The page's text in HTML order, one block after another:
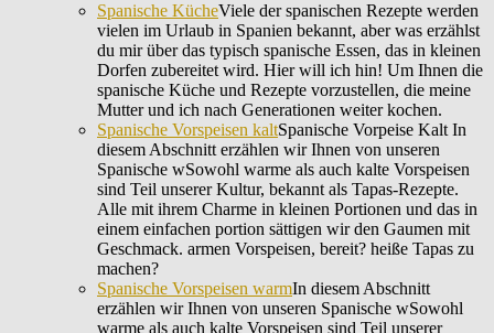
Spanische KücheViele der spanischen Rezepte werden
vielen im Urlaub in Spanien bekannt, aber was erzählst
du mir über das typisch spanische Essen, das in kleinen
Dorfen zubereitet wird. Hier will ich hin! Um Ihnen die
spanische Küche und Rezepte vorzustellen, die meine
Mutter und ich nach Generationen weiter kochen.
Spanische Vorspeisen kaltSpanische Vorpeise Kalt In
diesem Abschnitt erzählen wir Ihnen von unseren
Spanische wSowohl warme als auch kalte Vorspeisen
sind Teil unserer Kultur, bekannt als Tapas-Rezepte.
Alle mit ihrem Charme in kleinen Portionen und das in
einem einfachen portion sättigen wir den Gaumen mit
Geschmack. armen Vorspeisen, bereit? heiße Tapas zu
machen?
Spanische Vorspeisen warmIn diesem Abschnitt
erzählen wir Ihnen von unseren Spanische wSowohl
warme als auch kalte Vorspeisen sind Teil unserer